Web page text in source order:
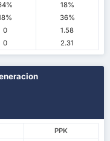
18%
36%
0
1.58
0 2.31
PPK